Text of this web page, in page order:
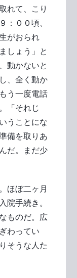
れて、こり
：００頃、
がおられ
しょう」と
動かないと
、全く動か
う一度電話
「それじ
うことにな
備を取りあ
だ。まだ少
ほぼ二ヶ月
院手続き。
ものだ。広
わってい
そうな人た